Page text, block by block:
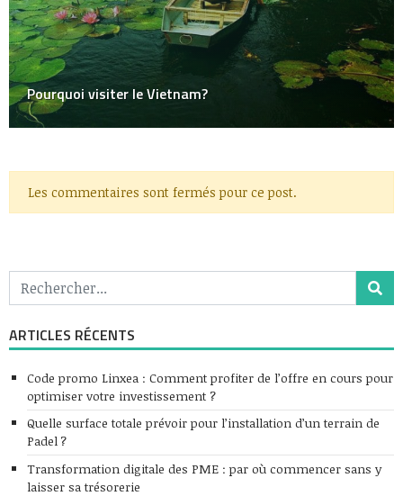
Pourquoi visiter le Vietnam?
Les commentaires sont fermés pour ce post.
ARTICLES RÉCENTS
Code promo Linxea : Comment profiter de l’offre en cours pour
optimiser votre investissement ?
Quelle surface totale prévoir pour l’installation d’un terrain de
Padel ?
Transformation digitale des PME : par où commencer sans y
laisser sa trésorerie